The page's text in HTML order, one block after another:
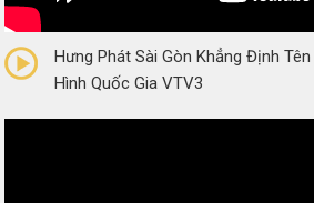
(0 Reviews)
Hưng Phát Sài Gòn Khẳng Định
Hình Quốc Gia VTV3